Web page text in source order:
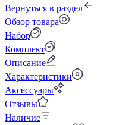
Вернуться в раздел
Обзор товара
Набор
Комплект
Описание
Характеристики
Аксессуары
Отзывы
Наличие